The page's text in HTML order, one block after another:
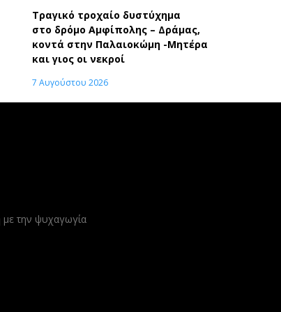
Τραγικό τροχαίο δυστύχημα
στο δρόμο Αμφίπολης – Δράμας,
κοντά στην Παλαιοκώμη -Μητέρα
και γιος οι νεκροί
7 Αυγούστου 2026
με την ψυχαγωγία